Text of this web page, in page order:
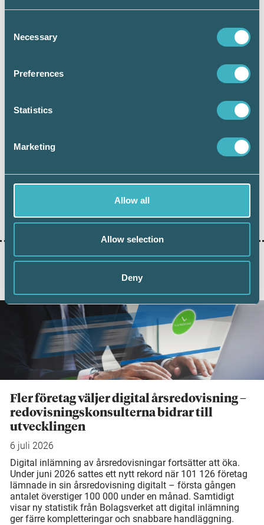
Selection
Necessary
Preferences
Statistics
Marketing
Allow all
Allow selection
Deny
Lantmäteriet uppdaterar regelbundet
nyheter kring de nya reglerna. Du hittar
informationen
Dela:
Fler företag väljer digital årsredovisning –
redovisningskonsulterna bidrar till
utvecklingen
6 juli 2026
Digital inlämning av årsredovisningar fortsätter att öka.
Under juni 2026 sattes ett nytt rekord när 101 126 företag
lämnade in sin årsredovisning digitalt – första gången
antalet överstiger 100 000 under en månad. Samtidigt
visar ny statistik från Bolagsverket att digital inlämning
ger färre kompletteringar och snabbare handläggning.